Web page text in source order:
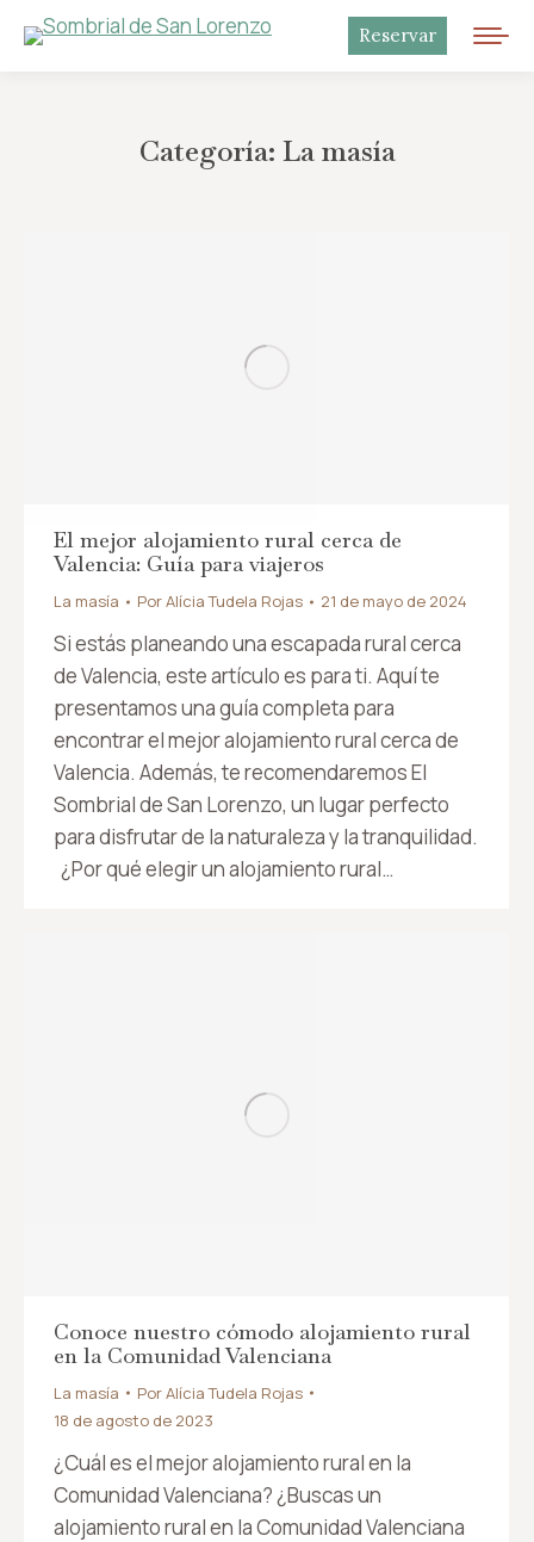
Reservar
Categoría: La masía
El mejor alojamiento rural cerca de
Valencia: Guía para viajeros
La masía PorAlícia Tudela Rojas 21 de mayo de 2024
Si estás planeando una escapada rural cerca
de Valencia, este artículo es para ti. Aquí te
presentamos una guía completa para
encontrar el mejor alojamiento rural cerca de
Valencia. Además, te recomendaremos El
Sombrial de San Lorenzo, un lugar perfecto
para disfrutar de la naturaleza y la tranquilidad.
¿Por qué elegir un alojamiento rural…
Conoce nuestro cómodo alojamiento rural
en la Comunidad Valenciana
La masía PorAlícia Tudela Rojas
18 de agosto de 2023
¿Cuál es el mejor alojamiento rural en la
Comunidad Valenciana? ¿Buscas un
alojamiento rural en la Comunidad Valenciana